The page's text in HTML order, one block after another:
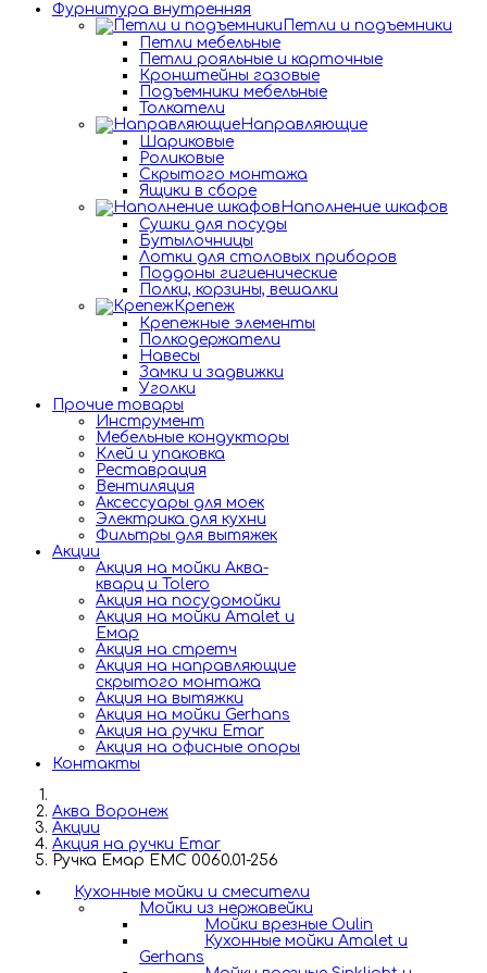
Фурнитура внутренняя
Петли и подъемники
Петли мебельные
Петли рояльные и карточные
Кронштейны газовые
Подъемники мебельные
Толкатели
Направляющие
Шариковые
Роликовые
Скрытого монтажа
Ящики в сборе
Наполнение шкафов
Сушки для посуды
Бутылочницы
Лотки для столовых приборов
Поддоны гигиенические
Полки, корзины, вешалки
Крепеж
Крепежные элементы
Полкодержатели
Навесы
Замки и задвижки
Уголки
Прочие товары
Инструмент
Мебельные кондукторы
Клей и упаковка
Реставрация
Вентиляция
Аксессуары для моек
Электрика для кухни
Фильтры для вытяжек
Акции
Акция на мойки Аква-
кварц и Tolero
Акция на посудомойки
Акция на мойки Amalet и
Емар
Акция на стретч
Акция на направляющие
скрытого монтажа
Акция на вытяжки
Акция на мойки Gerhans
Акция на ручки Emar
Акция на офисные опоры
Контакты
Аква Воронеж
Акции
Акция на ручки Emar
Ручка Емар ЕМС 0060.01-256
Кухонные мойки и смесители
Мойки из нержавейки
Мойки врезные Oulin
Кухонные мойки Amalet и
Gerhans